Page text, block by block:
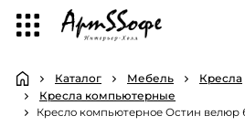
Каталог Мебель
Кресла
Кресла компьютерные
Кресло компьютерное Остин велюр